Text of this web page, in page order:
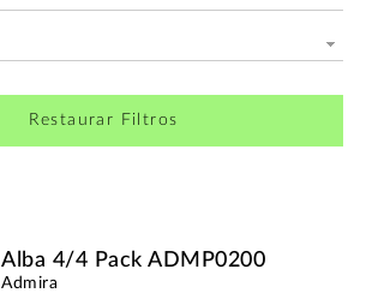
Restaurar Filtros
Alba 4/4 Pack ADMP0200
Admira